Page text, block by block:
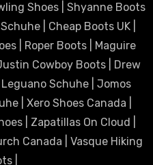
Shoes| Shyanne Boots
| Cheap Boots UK
| Roper Boots|
Maguire
Cowboy Boots|
Drew
Leguano Schuhe
Jomos
Xero Shoes Canada
Zapatillas On Cloud
Canada
Vasque Hiking